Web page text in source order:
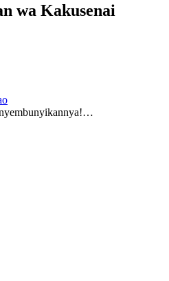
wa Kakusenai